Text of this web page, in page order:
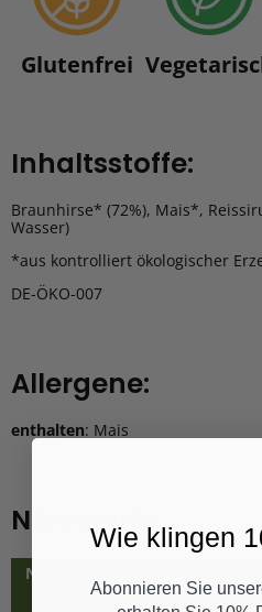
Glutenfrei
Inhaltsstoffe:
Braunhirse* (72%), Mais*,
Wasser)
*aus kontrolliert ökologischer
DE-ÖKO-007
Allergene:
enthalten: Mais
Nährwerte:
Nährwerte je 100g:
Wie klingen
Abonnieren Sie